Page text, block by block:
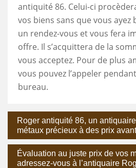
antiquité 86. Celui-ci
vos biens sans que vous
un rendez-vous et vous fera
offre. Il s’acquittera de la
vous acceptez. Pour de plus
vous pouvez l’appeler
bureau.
Roger antiquité 86, un
métaux précieux à des prix
Évaluation au juste prix de vos
adressez-vous à l’antiquaire